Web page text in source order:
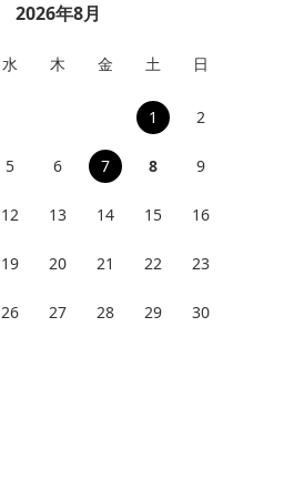
2026年8月
水 木 金 土 日
1 2
5 6 7 8 9
12 13 14 15 16
19 20 21 22 23
26 27 28 29 30